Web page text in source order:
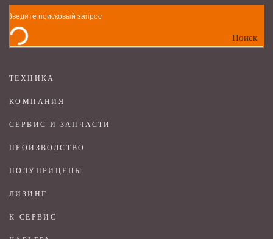
ТЕХНИКА
КОМПАНИЯ
СЕРВИС И ЗАПЧАСТИ
ПРОИЗВОДСТВО
ПОЛУПРИЦЕПЫ
ЛИЗИНГ
К-СЕРВИС
Поиск